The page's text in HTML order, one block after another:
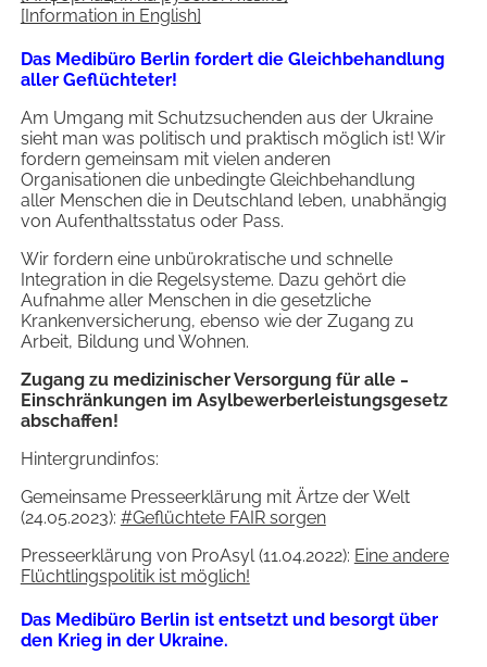
[Information in English]
Das Medibüro Berlin fordert die Gleichbehandlung
aller Geflüchteter!
Am Umgang mit Schutzsuchenden aus der Ukraine
sieht man was politisch und praktisch möglich ist! Wir
fordern gemeinsam mit vielen anderen
Organisationen die unbedingte Gleichbehandlung
aller Menschen die in Deutschland leben, unabhängig
von Aufenthaltsstatus oder Pass.
Wir fordern eine unbürokratische und schnelle
Integration in die Regelsysteme. Dazu gehört die
Aufnahme aller Menschen in die gesetzliche
Krankenversicherung, ebenso wie der Zugang zu
Arbeit, Bildung und Wohnen.
Zugang zu medizinischer Versorgung für alle ‒
Einschränkungen im Asylbewerberleistungsgesetz
abschaffen!
Hintergrundinfos:
Gemeinsame Presseerklärung mit Ärtze der Welt
(24.05.2023): #Geflüchtete FAIR sorgen
Presseerklärung von ProAsyl (11.04.2022): Eine andere
Flüchtlingspolitik ist möglich!
Das Medibüro Berlin ist entsetzt und besorgt über
den Krieg in der Ukraine.